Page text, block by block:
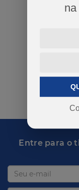
R$
Entre para o